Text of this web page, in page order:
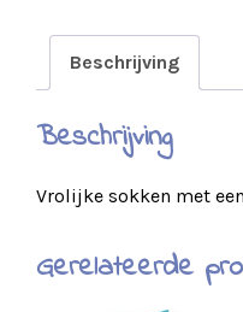
Beschrijving
Beschrijving
Vrolijke sokken met
Gerelateerde